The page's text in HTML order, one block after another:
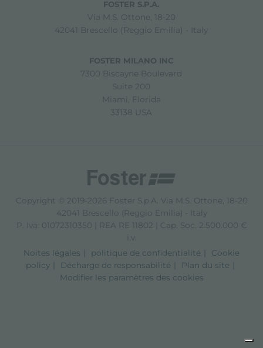
FOSTER S.P.A.
Via M.S. Ottone, 18-20
42041 Brescello (Reggio Emilia) - Italy
FOSTER MILANO INC
7300 Biscayne Boulevard
Suite 200
Miami, Florida
33138 USA
Copyright © 2019-2026 Foster S.p.A. Via M.S. Ottone, 18-20
42041 Brescello (Reggio Emilia) - Italy
P. Iva: 01072310350 | REA RE 11802 | Cap. Soc. 2.500.000 €
i.v.
Noites légales
politique de confidentialité
Cookie
policy
Décharge de responsabilité
Plan du site
Modifier les paramètres des cookies